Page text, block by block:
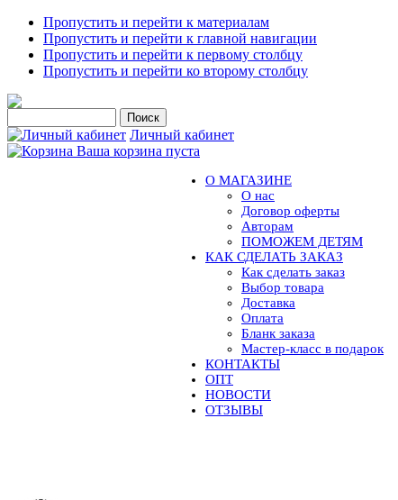
Пропустить и перейти к материалам
Пропустить и перейти к главной навигации
Пропустить и перейти к первому столбцу
Пропустить и перейти ко второму столбцу
Личный кабинет
Ваша корзина пуста
О МАГАЗИНЕ
О нас
Договор оферты
Авторам
ПОМОЖЕМ ДЕТЯМ
КАК СДЕЛАТЬ ЗАКАЗ
Как сделать заказ
Выбор товара
Доставка
Оплата
Бланк заказа
Мастер-класс в подарок
КОНТАКТЫ
ОПТ
НОВОСТИ
ОТЗЫВЫ